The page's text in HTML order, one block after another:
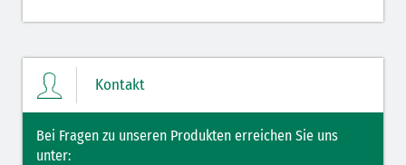
Kontakt
Bei Fragen zu unseren Produkten erreichen Sie uns
unter: